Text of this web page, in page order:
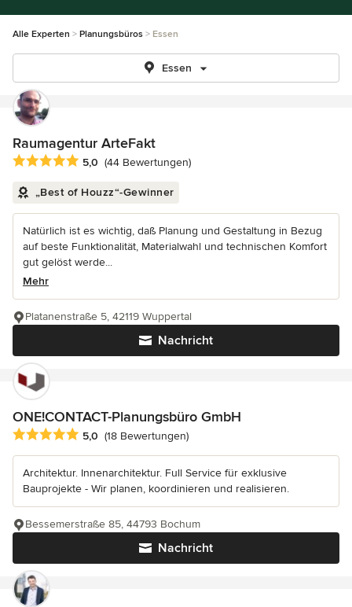
Alle Experten Planungsbüros Essen
Essen
Raumagentur ArteFakt
Durchschnittliche Bewertung: 5 von 5 Sternen
5,0 (44 Bewertungen)
„Best of Houzz“-Gewinner
Natürlich ist es wichtig, daß Planung und Gestaltung in Bezug
auf beste Funktionalität, Materialwahl und technischen Komfort
gut gelöst werde...
Mehr
Nachricht
Platanenstraße 5, 42119 Wuppertal
ONE!CONTACT-Planungsbüro GmbH
Durchschnittliche Bewertung: 5 von 5 Sternen
5,0 (18 Bewertungen)
Architektur. Innenarchitektur. Full Service für exklusive
Bauprojekte - Wir planen, koordinieren und realisieren.
Nachricht
Bessemerstraße 85, 44793 Bochum